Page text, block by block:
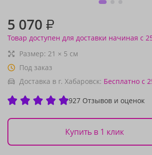
5 070 ₽
Товар доступен для доставки начиная с
Размер: 21 × 5 см
Под заказ
Доставка в г. Хабаровск: Бесплатно с
927 Отзывов и оценок
Купить в 1 клик